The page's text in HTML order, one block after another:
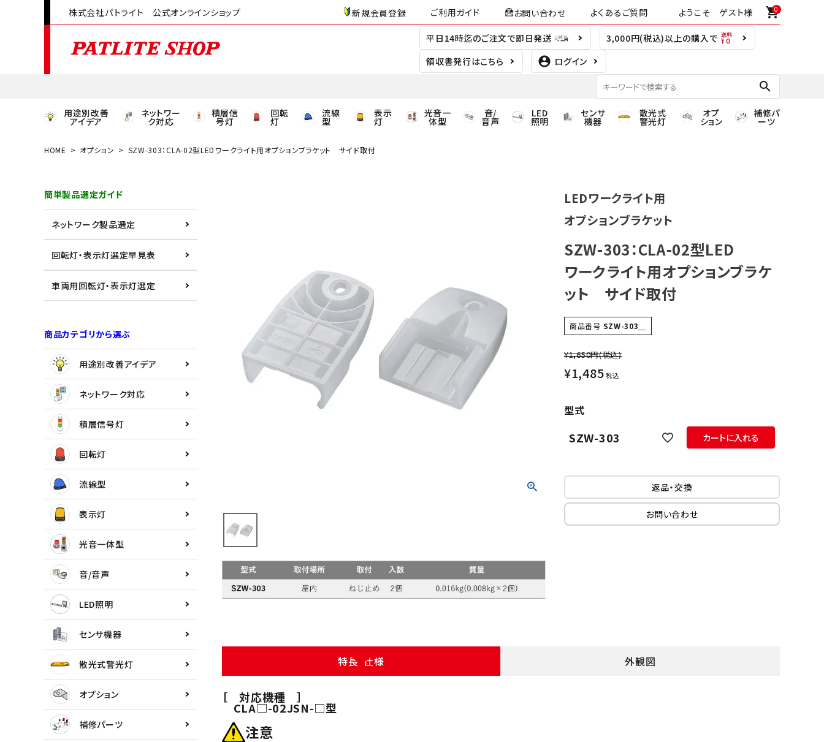
株式会社パトライト 公式オンラインショップ 新規会員登録 ご利用ガイド お問い合わせ よくあるご質問 ようこそ ゲスト様 0
shopping_cart
平日14時迄のご注文で即日発送
3,000円(税込)以上の購入で
領収書発行はこちら
ログイン
search
用途別改善
アイデア
ネットワー
ク対応
積層信
号灯
回転
灯
流線
型
表示
灯
光音一
体型
音/
音声
LED
照明
センサ
機器
散光式
警光灯
オプ
ション
補修パ
ーツ
ACCOUNT MENU
person
用途別改善アイデア
積層信号灯
回転灯
流線型
表示灯
光音一体型
音/音声
LED照明
センサ機器
散光式警光灯
オプション
補修パーツ
製品選定の仕方
ガイドライン
HOME オプション SZW-303：CLA-02型LEDワークライト用オプションブラケット サイド取付
簡単製品選定ガイド
ネットワーク製品選定
回転灯・表示灯選定早見表
車両用回転灯・表示灯選定
商品カテゴリから選ぶ
用途別改善アイデア
ネットワーク対応
積層信号灯
回転灯
流線型
表示灯
光音一体型
音/音声
LED照明
センサ機器
散光式警光灯
オプション
補修パーツ
LEDワークライト用
オプションブラケット
SZW-303：CLA-02型LED
ワークライト用オプションブラケ
ット サイド取付
商品番号 SZW-303＿
¥1,650円(税込)
¥1,485 税込
型式
SZW-303 カートに入れる
返品・交換
お問い合わせ
特長・仕様 外観図
［ 対応機種 ］
CLA□-02JSN-□型
注意